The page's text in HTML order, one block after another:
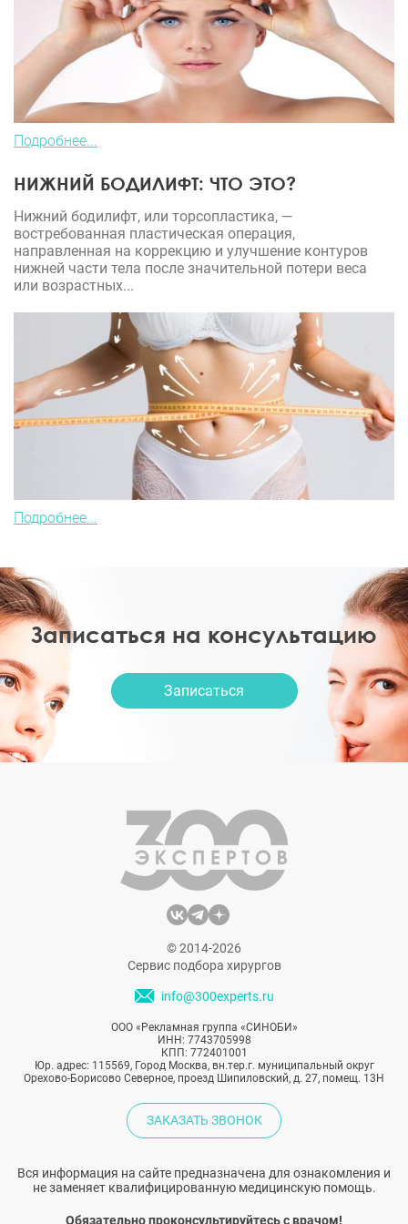
размер, эстетика - всё именно так, как я мечтала.
Швы зажили идеально. Я каждый день вспоминаю
Вас с благодарностью! Очень рада, что
доверилась именно Вам! Одно из лучших решений
в моей жизни! Исполнилась мечта всей жизни - у
меня пышная, красивая, наполненная грудь. Я
чувствую себя комфортно, уверенно и очень
☺️ Вы врач от Бога
Подробнее...
НИЖНИЙ БОДИЛИФТ: ЧТО ЭТО?
Нижний бодилифт, или торсопластика, —
востребованная пластическая операция,
направленная на коррекцию и улучшение контуров
нижней части тела после значительной потери веса
или возрастных...
Подробнее...
Записаться на консультацию
Записаться
© 2014-2026
Сервис подбора хирургов
info@300experts.ru
ООО «Рекламная группа «СИНОБИ»
ИНН: 7743705998
КПП: 772401001
Юр. адрес: 115569, Город Москва, вн.тер.г. муниципальный округ
Орехово-Борисово Северное, проезд Шипиловский, д. 27, помещ. 13Н
ЗАКАЗАТЬ ЗВОНОК
Вся информация на сайте предназначена для ознакомления и
не заменяет квалифицированную медицинскую помощь.
Обязательно проконсультируйтесь с врачом!